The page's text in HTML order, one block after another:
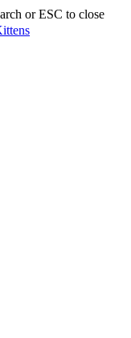
or ESC to close